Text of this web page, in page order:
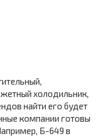
холодильник,
найти его будет
компании готовы
Б-649 в